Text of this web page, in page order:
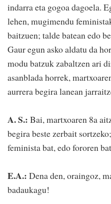
indarra eta gogoa dagoela.
lehen, mugimendu
baitzuen; talde batean edo
Gaur egun asko aldatu da
modu batzuk zabaltzen ari
asanblada horrek,
aurrera begira lanean
A. S.: Bai, martxoaren 8a
begira beste zerbait
feminista bat, edo fororen
E.A.: Dena den, oraingoz,
badaukagu!